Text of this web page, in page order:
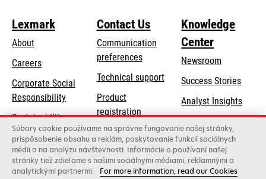
Lexmark
About
Careers
Corporate Social
Responsibilityopens
a
new
tab
Sustainability
Lexmark Partners
Contact Us
Communication
preferences
Technical supportopens
new
tab
Product
registration
Find a dealer
List of wholesalers
Knowledge
Center
Newsroom
Success Stories
Analyst Insights
Súbory cookie používame na správne fungovanie našej stránky,
prispôsobenie obsahu a reklám, poskytovanie funkcií sociálnych
médií a na analýzu návštevnosti. Informácie o používaní našej
stránky tiež zdieľame s našimi sociálnymi médiami, reklamnými a
analytickými partnermi.
For more information, read our Cookies